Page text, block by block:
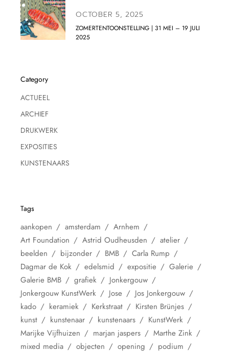
OCTOBER 5, 2025
ZOMERTENTOONSTELLING | 31 MEI – 19 JULI
2025
Category
ACTUEEL
ARCHIEF
DRUKWERK
EXPOSITIES
KUNSTENAARS
Tags
aankopen amsterdam
Arnhem
Art Foundation
Astrid Oudheusden
atelier
beelden
bijzonder BMB
Carla Rump
Dagmar de Kok
edelsmid expositie
Galerie
Galerie BMB
grafiek
Jonkergouw
Jonkergouw KunstWerk
Jose
Jos Jonkergouw
kado
keramiek Kerkstraat
Kirsten Brünjes
kunst
kunstenaar kunstenaars
KunstWerk
Marijke Vijfhuizen
marjan jaspers
Marthe Zink
mixed media
objecten opening
podium